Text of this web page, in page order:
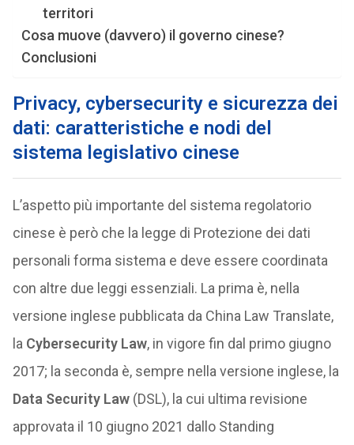
territori
Cosa muove (davvero) il governo cinese?
Conclusioni
Privacy, cybersecurity e sicurezza dei
dati: caratteristiche e nodi del
sistema legislativo cinese
L’aspetto più importante del sistema regolatorio
cinese è però che la legge di Protezione dei dati
personali forma sistema e deve essere coordinata
con altre due leggi essenziali. La prima è, nella
versione inglese pubblicata da China Law Translate,
la Cybersecurity Law, in vigore fin dal primo giugno
2017; la seconda è, sempre nella versione inglese, la
Data Security Law(DSL), la cui ultima revisione
approvata il 10 giugno 2021 dallo Standing